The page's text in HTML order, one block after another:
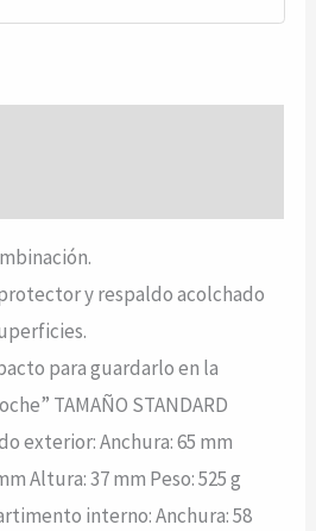
y respaldo acolchado
para guardarlo en la
TAMAÑO STANDARD
exterior: Anchura: 65 mm
Altura: 37 mm Peso: 525 g
interno: Anchura: 58